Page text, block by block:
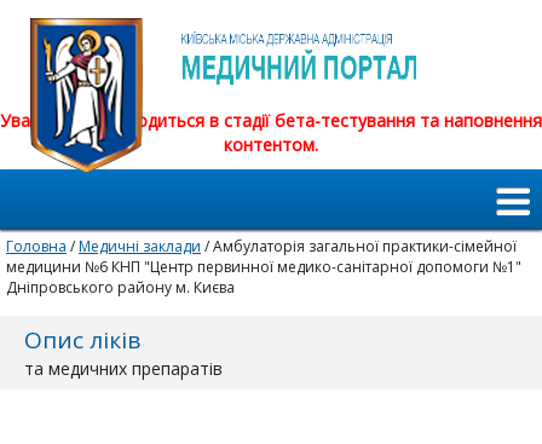
Увага! Сайт знаходиться в стадії бета-тестування та наповнення
контентом.
Головна /Медичні заклади / Амбулаторія загальної практики-сімейної
медицини №6 КНП "Центр первинної медико-санітарної допомоги №1"
Дніпровського району м. Києва
Опис ліків
та медичних препаратів